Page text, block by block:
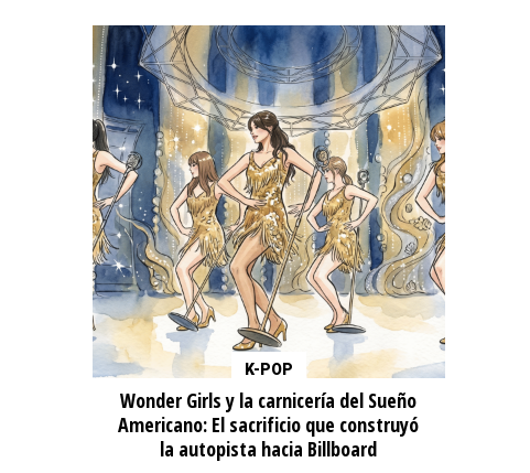
K-POP
Wonder Girls y la carnicería del Sueño
Americano: El sacrificio que construyó
la autopista hacia Billboard